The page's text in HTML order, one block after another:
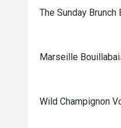
The Sunday
Marseille
Wild Champignon